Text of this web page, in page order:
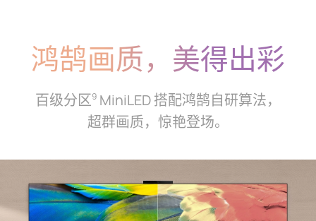
鸿鹄画质，美得出彩
百级分区9MiniLED 搭配鸿鹄自研算法，
超群画质，惊艳登⁠场。